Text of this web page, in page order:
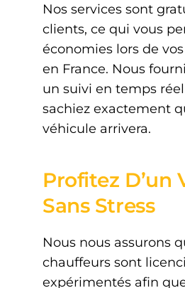
Nos services sont
clients, ce qui vous
économies lors de
en France. Nous
un suivi en temps
sachiez exactement
véhicule arrivera.
Profitez D’un
Sans Stress
Nous nous assurons
chauffeurs sont
expérimentés afin